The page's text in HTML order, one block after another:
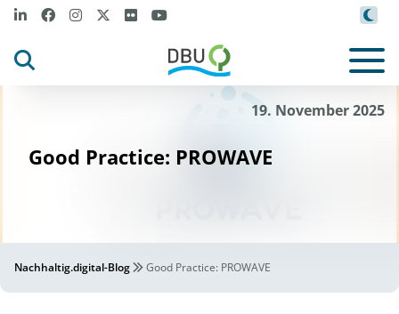
19. November 2025
Good Practice: PROWAVE
Nachhaltig.digital-Blog Good Practice: PROWAVE